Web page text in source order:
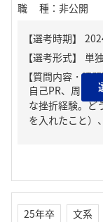
職種 ： 非公開
【質問内容・課
自己PR、周り
な挫折経験。ど
を入れたこと）
25年卒 文系